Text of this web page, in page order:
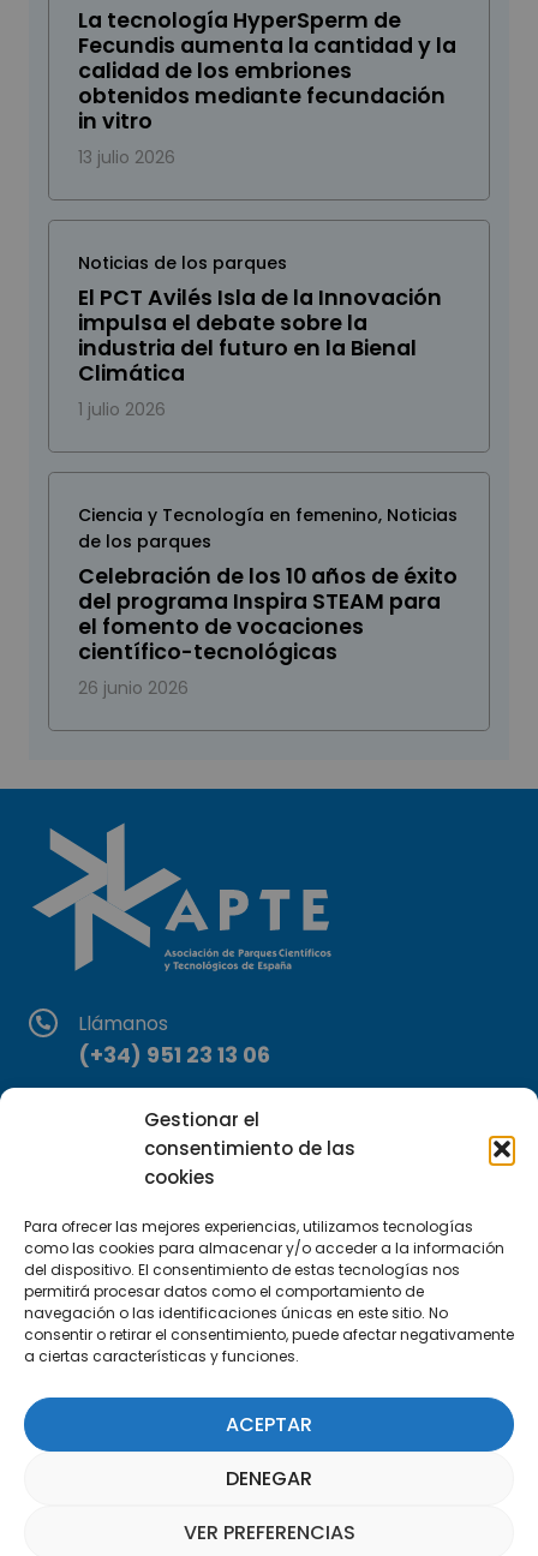
Gestionar el
consentimiento de las
cookies
Para ofrecer las mejores experiencias, utilizamos tecnologías
como las cookies para almacenar y/o acceder a la información
del dispositivo. El consentimiento de estas tecnologías nos
permitirá procesar datos como el comportamiento de
navegación o las identificaciones únicas en este sitio. No
consentir o retirar el consentimiento, puede afectar negativamente
a ciertas características y funciones.
ACEPTAR
DENEGAR
VER PREFERENCIAS
La tecnología HyperSperm de
Fecundis aumenta la cantidad y la
calidad de los embriones
obtenidos mediante fecundación
in vitro
13 julio 2026
Noticias de los parques
El PCT Avilés Isla de la Innovación
impulsa el debate sobre la
industria del futuro en la Bienal
Climática
1 julio 2026
Ciencia y Tecnología en femenino, Noticias
de los parques
Celebración de los 10 años de éxito
del programa Inspira STEAM para
el fomento de vocaciones
científico-tecnológicas
26 junio 2026
Llámanos
(+34) 951 23 13 06
Escríbenos
info@apte.org
C/Marie Curie, 35
29590 Campanillas, Málaga
Suscríbete a nuestra Newsletter
SUSCRÍBETE AQUÍ